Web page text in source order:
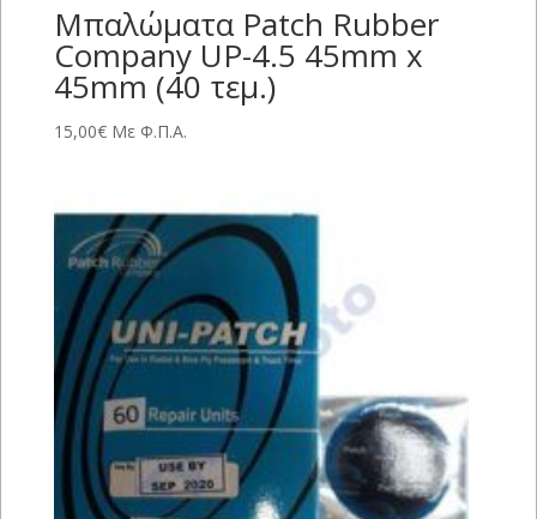
Μπαλώματα Patch Rubber
Company UP-4.5 45mm x
45mm (40 τεμ.)
15,00€ Με Φ.Π.Α.